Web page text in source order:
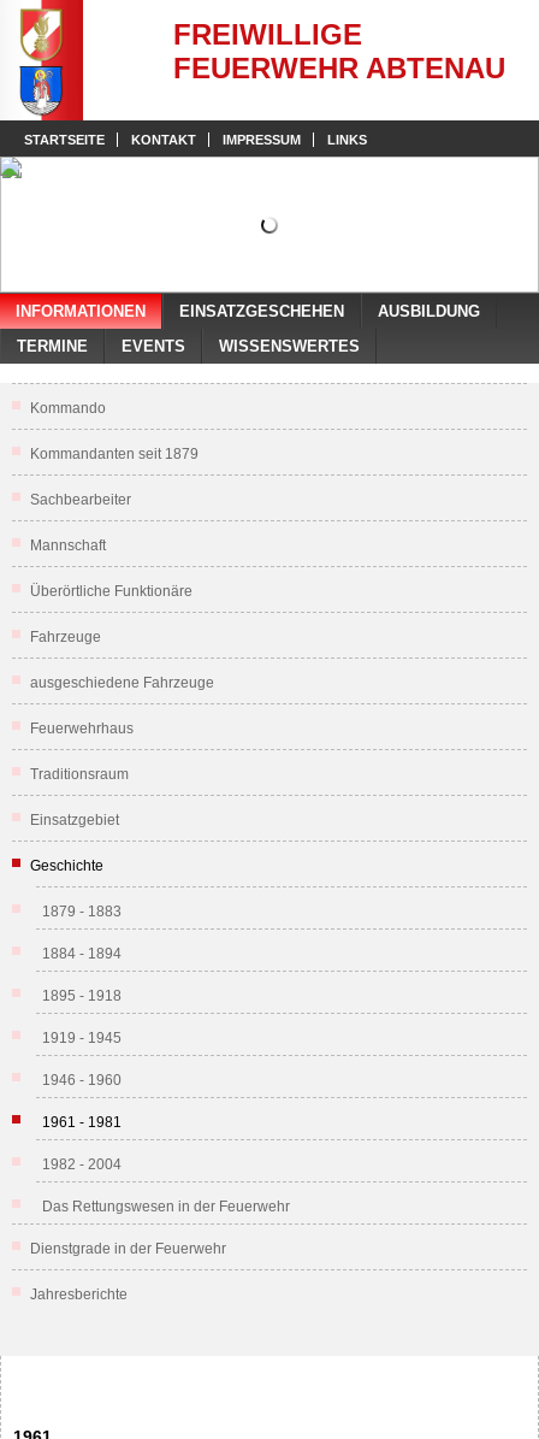
FREIWILLIGE
FEUERWEHR ABTENAU
STARTSEITE KONTAKT IMPRESSUM LINKS
INFORMATIONEN EINSATZGESCHEHEN
AUSBILDUNG
TERMINE
EVENTS WISSENSWERTES
Kommando
Kommandanten seit 1879
Sachbearbeiter
Mannschaft
Überörtliche Funktionäre
Fahrzeuge
ausgeschiedene Fahrzeuge
Feuerwehrhaus
Traditionsraum
Einsatzgebiet
Geschichte
1879 - 1883
1884 - 1894
1895 - 1918
1919 - 1945
1946 - 1960
1961 - 1981
1982 - 2004
Das Rettungswesen in der Feuerwehr
Dienstgrade in der Feuerwehr
Jahresberichte